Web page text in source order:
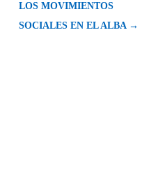
LOS MOVIMIENTOS
SOCIALES EN EL ALBA →